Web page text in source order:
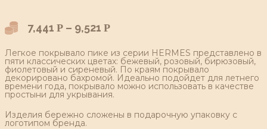
7,441 Р – 9,521 Р
Легкое покрывало пике из серии HERMES представлено в
пяти классических цветах: бежевый, розовый, бирюзовый,
фиолетовый и сиреневый. По краям покрывало
декорировано бахромой. Идеально подойдет для летнего
времени года, покрывало можно использовать в качестве
простыни для укрывания.
Изделия бережно сложены в подарочную упаковку с
логотипом бренда.